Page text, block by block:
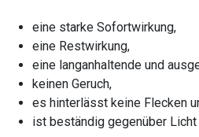
eine starke Sofortwirkung,
eine Restwirkung,
eine langanhaltende und
keinen Geruch,
es hinterlässt keine Flecken
ist beständig gegenüber